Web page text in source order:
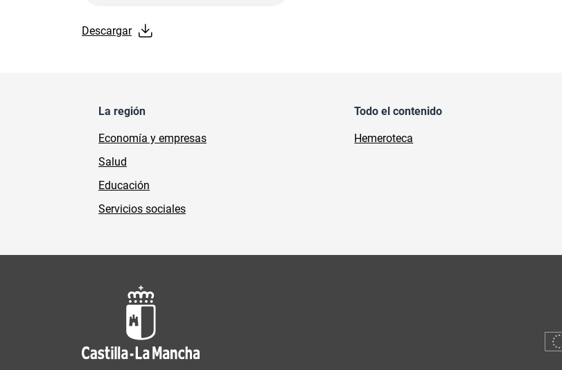
Descargar
La región
Economía y empresas
Salud
Educación
Servicios sociales
Todo el contenido
Hemeroteca